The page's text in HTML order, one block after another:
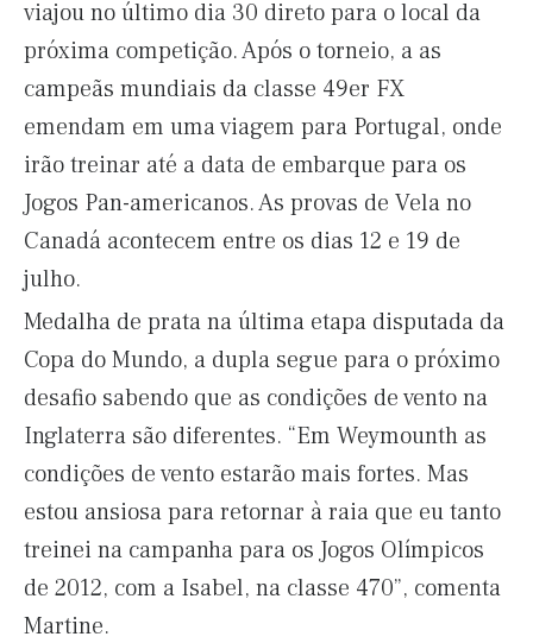
viajou no último dia 30 direto para o local da
próxima competição. Após o torneio, a as
campeãs mundiais da classe 49er FX
emendam em uma viagem para Portugal, onde
irão treinar até a data de embarque para os
Jogos Pan-americanos. As provas de Vela no
Canadá acontecem entre os dias 12 e 19 de
julho.
Medalha de prata na última etapa disputada da
Copa do Mundo, a dupla segue para o próximo
desafio sabendo que as condições de vento na
Inglaterra são diferentes. “Em Weymounth as
condições de vento estarão mais fortes. Mas
estou ansiosa para retornar à raia que eu tanto
treinei na campanha para os Jogos Olímpicos
de 2012, com a Isabel, na classe 470”, comenta
Martine.